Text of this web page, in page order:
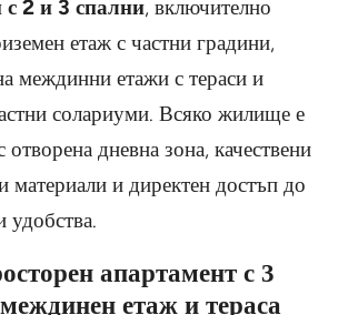
с 2 и 3 спални, включително
етаж с частни градини,
междинни етажи с тераси и
солариуми. Всяко жилище е
отворена дневна зона, качествени
материали и директен достъп до
апартамент с 3
етаж и тераса